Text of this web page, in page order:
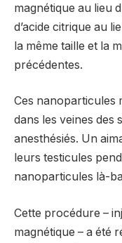
magnétique au lieu
d’acide citrique au
la même taille et la
précédentes.
Ces nanoparticules
dans les veines des
anesthésiés. Un
leurs testicules
nanoparticules là-
Cette procédure –
magnétique – a été